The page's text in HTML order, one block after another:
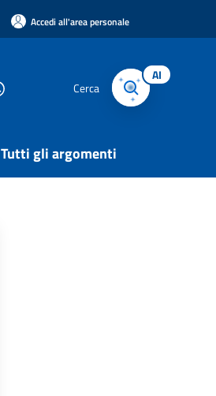
Accedi all'area personale
Cerca
AI
Tutti gli argomenti